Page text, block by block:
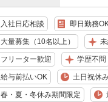
入社日応相談 即日勤務
大量募集（10名以上）
フリーター歓迎 学歴不問
給与前払いOK 土日祝休
春・夏・冬休み期間限定